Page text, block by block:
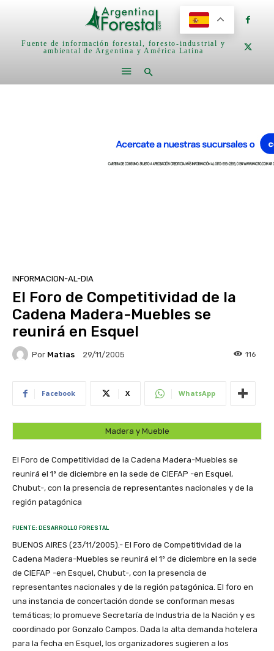
Fuente de información forestal, foresto-industrial y
ambiental de Argentina y América Latina
INFORMACION-AL-DIA
El Foro de Competitividad de la
Cadena Madera-Muebles se
reunirá en Esquel
Por Matias 29/11/2005 116
Facebook X WhatsApp
Madera y Mueble
El Foro de Competitividad de la Cadena Madera-Muebles se
reunirá el 1º de diciembre en la sede de CIEFAP -en Esquel,
Chubut-, con la presencia de representantes nacionales y de la
región patagónica
FUENTE: DESARROLLO FORESTAL
BUENOS AIRES (23/11/2005).- El Foro de Competitividad de la
Cadena Madera-Muebles se reunirá el 1º de diciembre en la sede
de CIEFAP -en Esquel, Chubut-, con la presencia de
representantes nacionales y de la región patagónica. El foro en
una instancia de concertación donde se conforman mesas
temáticas; lo promueve Secretaría de Industria de la Nación y es
coordinado por Gonzalo Campos. Dada la alta demanda hotelera
para la fecha en Esquel, los organizadores sugieren a los